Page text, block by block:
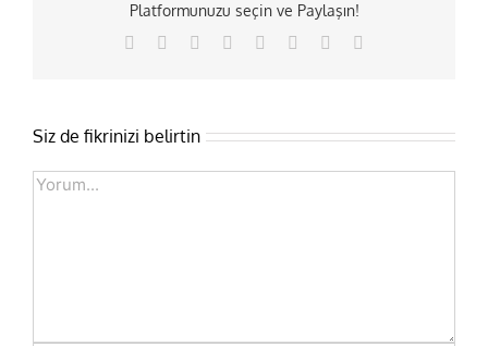
Platformunuzu seçin ve Paylaşın!
Facebook Reddit LinkedIn
TumblrPinterest
Siz de fikrinizi belirtin
Comment